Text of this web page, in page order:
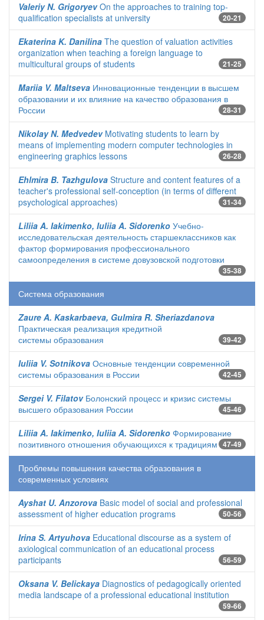
Valeriy N. GrigoryevOn the approaches to training top-
qualification specialists at university
20-21
Ekaterina K. Danilina The question of valuation activities
organization when teaching a foreign language to
multicultural groups of students
21-25
Mariia V. Maltseva Инновационные тенденции в высшем
образовании и их влияние на качество образования в
России
28-31
Nikolay N. MedvedevMotivating students to learn by
means of implementing modern computer technologies in
engineering graphics lessons
26-28
Ehlmira B. Tazhgulova Structure and content features of a
teacher's professional self-conception (in terms of different
psychological approaches)
31-34
Liliia A. Iakimenko, Iuliia A. Sidorenko Учебно-
исследовательская деятельность старшеклассников как
фактор формирования профессионального
самоопределения в системе довузовской подготовки
35-38
Система образования
Zaure A. Kaskarbaeva, Gulmira R. Sheriazdanova
Практическая реализация кредитной
системы образования
39-42
Iuliia V. Sotnikova Основные тенденции современной
системы образования в России
42-45
Sergei V. FilatovБолонский процесс и кризис системы
высшего образования России
45-46
Liliia A. Iakimenko, Iuliia A. Sidorenko Формирование
позитивного отношения обучающихся к традициям 47-49
Проблемы повышения качества образования в
современных условиях
Ayshat U. Anzorova Basic model of social and professional
assessment of higher education programs
50-56
Irina S. Artyuhova Educational discourse as a system of
axiological communication of an educational process
participants
56-59
Oksana V. Belickaya Diagnostics of pedagogically oriented
media landscape of a professional educational institution
59-66